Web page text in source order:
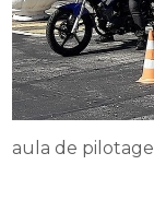
aula de